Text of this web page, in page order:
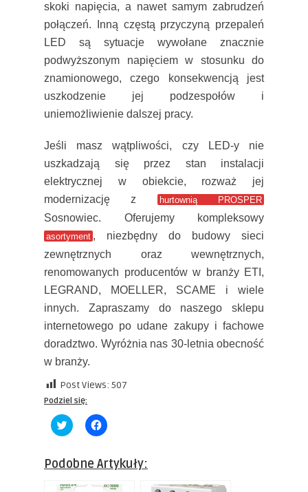
skoki napięcia, a nawet samym zabrudzeń
połączeń. Inną częstą przyczyną przepaleń
LED są sytuacje wywołane znacznie
podwyższonym napięciem w stosunku do
znamionowego, czego konsekwencją jest
uszkodzenie jej podzespołów i
uniemożliwienie dalszej pracy.
Jeśli masz wątpliwości, czy LED-y nie
uszkadzają się przez stan instalacji
elektrycznej w obiekcie, rozważ jej
modernizację z
hurtownią PROSPER
Sosnowiec. Oferujemy kompleksowy
asortyment , niezbędny do budowy sieci
zewnętrznych oraz wewnętrznych,
renomowanych producentów w branży ETI,
LEGRAND, MOELLER, SCAME i wiele
innych. Zapraszamy do naszego sklepu
internetowego po udane zakupy i fachowe
doradztwo. Wyróżnia nas 30-letnia obecność
w branży.
Post Views: 507
Podziel się:
Click
to
Twitter
(Opens
new
Click
to
Facebook
(Opens
new
Podobne Artykuły: